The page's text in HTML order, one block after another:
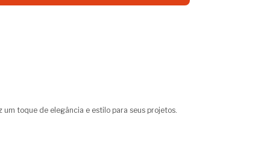
um toque de elegância e estilo para seus projetos.